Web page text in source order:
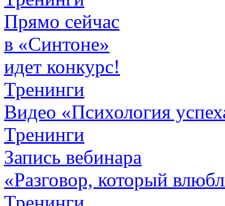
Прямо сейчас
в «Синтоне»
идет конкурс!
Тренинги
Видео «Психология
Тренинги
Запись вебинара
«Разговор, который